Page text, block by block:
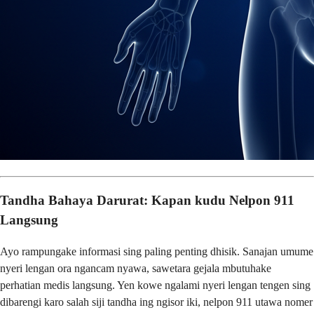
Tandha Bahaya Darurat: Kapan kudu Nelpon 911
Langsung
Ayo rampungake informasi sing paling penting dhisik. Sanajan umume
nyeri lengan ora ngancam nyawa, sawetara gejala mbutuhake
perhatian medis langsung. Yen kowe ngalami nyeri lengan tengen sing
dibarengi karo salah siji tandha ing ngisor iki, nelpon 911 utawa nomer